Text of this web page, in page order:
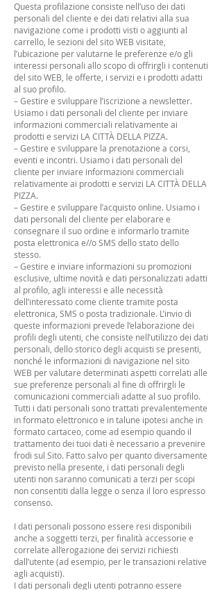
Questa profilazione consiste nell’uso dei dati
personali del cliente e dei dati relativi alla sua
navigazione come i prodotti visti o aggiunti al
carrello, le sezioni del sito WEB visitate,
l’ubicazione per valutarne le preferenze e/o gli
interessi personali allo scopo di offrirgli i contenuti
del sito WEB, le offerte, i servizi e i prodotti adatti
al suo profilo.
– Gestire e sviluppare l’iscrizione a newsletter.
Usiamo i dati personali del cliente per inviare
informazioni commerciali relativamente ai
prodotti e servizi LA CITTÀ DELLA PIZZA.
– Gestire e sviluppare la prenotazione a corsi,
eventi e incontri. Usiamo i dati personali del
cliente per inviare informazioni commerciali
relativamente ai prodotti e servizi LA CITTÀ DELLA
PIZZA.
– Gestire e sviluppare l’acquisto online. Usiamo i
dati personali del cliente per elaborare e
consegnare il suo ordine e informarlo tramite
posta elettronica e//o SMS dello stato dello
stesso.
– Gestire e inviare informazioni su promozioni
esclusive, ultime novità e dati personalizzati adatti
al profilo, agli interessi e alle necessità
dell’interessato come cliente tramite posta
elettronica, SMS o posta tradizionale. L’invio di
queste informazioni prevede l’elaborazione dei
profili degli utenti, che consiste nell’utilizzo dei dati
personali, dello storico degli acquisti se presenti,
nonché le informazioni di navigazione nel sito
WEB per valutare determinati aspetti correlati alle
sue preferenze personali al fine di offrirgli le
comunicazioni commerciali adatte al suo profilo.
Tutti i dati personali sono trattati prevalentemente
in formato elettronico e in talune ipotesi anche in
formato cartaceo, come ad esempio quando il
trattamento dei tuoi dati è necessario a prevenire
frodi sul Sito. Fatto salvo per quanto diversamente
previsto nella presente, i dati personali degli
utenti non saranno comunicati a terzi per scopi
non consentiti dalla legge o senza il loro espresso
consenso.
I dati personali possono essere resi disponibili
anche a soggetti terzi, per finalità accessorie e
correlate all’erogazione dei servizi richiesti
dall’utente (ad esempio, per le transazioni relative
agli acquisti).
I dati personali degli utenti potranno essere